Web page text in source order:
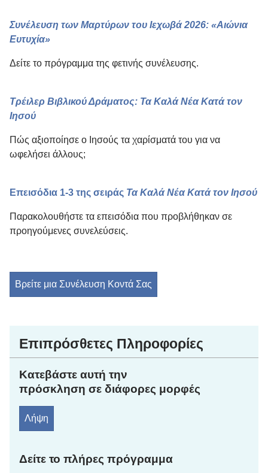
Συνέλευση των Μαρτύρων του Ιεχωβά 2026: «Αιώνια
Ευτυχία»
Δείτε το πρόγραμμα της φετινής συνέλευσης.
Τρέιλερ Βιβλικού Δράματος: Τα Καλά Νέα Κατά τον
Ιησού
Πώς αξιοποίησε ο Ιησούς τα χαρίσματά του για να
ωφελήσει άλλους;
Επεισόδια 1-3 της σειράς Τα Καλά Νέα Κατά τον Ιησού
Παρακολουθήστε τα επεισόδια που προβλήθηκαν σε
προηγούμενες συνελεύσεις.
Βρείτε μια Συνέλευση Κοντά Σας
Επιπρόσθετες Πληροφορίες
Κατεβάστε αυτή την
πρόσκληση σε διάφορες μορφές
Λήψη
Δείτε το πλήρες πρόγραμμα